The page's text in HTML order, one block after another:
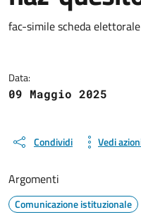
Dettagli del
fac-simile scheda elettorale
Data:
09 Maggio 2025
Condividi Vedi
Argomenti
Comunicazione istituzionale